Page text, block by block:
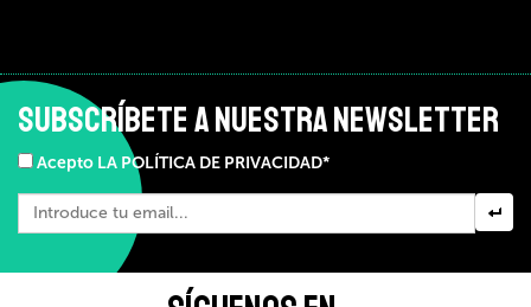
SUBSCRÍBETE A NUESTRA NEWSLETTER
Acepto LA POLÍTICA DE PRIVACIDAD*